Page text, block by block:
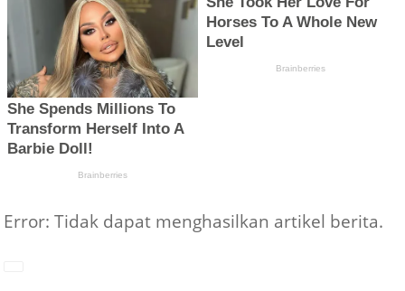
Error: Tidak dapat menghasilkan artikel berita.